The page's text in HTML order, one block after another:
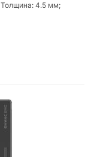
4.5 мм;